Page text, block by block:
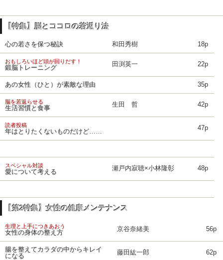
【特集】脳とココロの若返り法
心の若さを保つ秘訣 和田秀樹 18p
おもしろいほど頭が回りだす！
鍛脳トレーニング 田渕英一 22p
あの女性（ひと）が素敵な理由 35p
脳を若返らせる
生活習慣と食事 生田 哲 42p
読者投稿
年はとりたくないものだけど…… 47p
スペシャル対談
愛について考える 瀬戸内寂聴×小林隆彰 48p
【第2特集】女性の健康メンテナンス
生理と上手につきあおう
女性の身体の整え方 京谷奈緒美 56p
腸を整えてカラダの中からキレイ
になる
藤田紘一郎 62p